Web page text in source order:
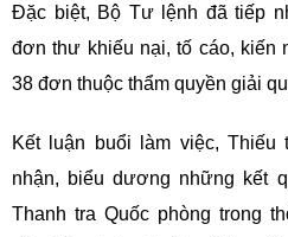
Đặc biệt, Bộ Tư lệnh đã tiếp
đơn thư khiếu nại, tố cáo, kiến
38 đơn thuộc thẩm quyền giải
Kết luận buổi làm việc,
nhận, biểu dương những kết
Thanh tra Quốc phòng trong